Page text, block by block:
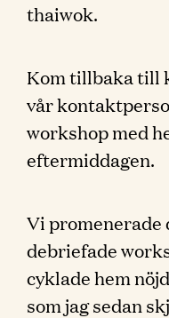
thaiwok.
Kom tillbaka till
vår
workshop med
eftermiddagen.
Vi
debriefade
cyklade hem
som jag sedan